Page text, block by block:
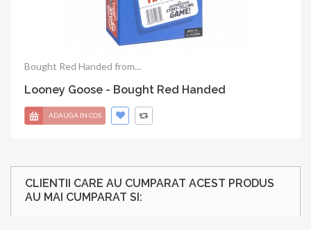
Bought Red Handed from...
Looney Goose - Bought Red Handed
ADAUGA IN COS
CLIENTII CARE AU CUMPARAT ACEST PRODUS
AU MAI CUMPARAT SI: